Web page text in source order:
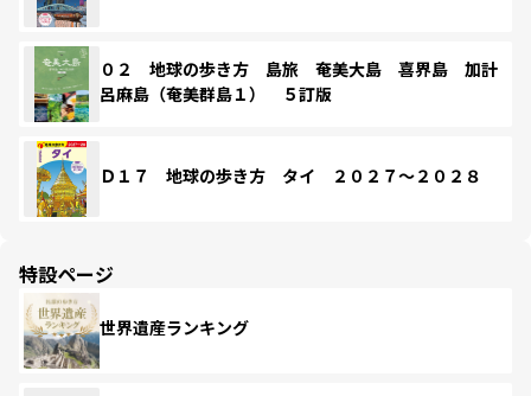
０２ 地球の歩き方 島旅 奄美大島 喜界島 加計
呂麻島（奄美群島１） ５訂版
Ｄ１７ 地球の歩き方 タイ ２０２７～２０２８
特設ページ
世界遺産ランキング